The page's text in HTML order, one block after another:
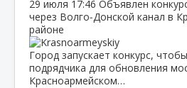
29 июля 17:46 Объявлен
через Волго‑Донской канал в
районе
Город запускает конкурс,
подрядчика для обновления
Красноармейском…